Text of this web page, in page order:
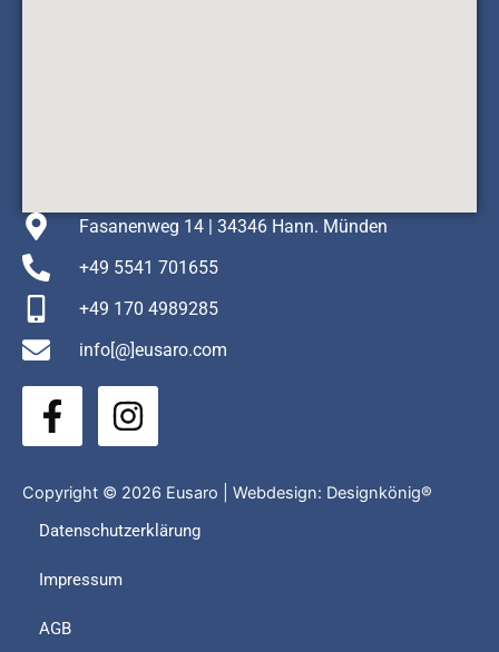
Fasanenweg 14 | 34346 Hann. Münden
+49 5541 701655
+49 170 4989285
info[@]eusaro.com
F
a
e
b
o
o
k
I
n
t
a
Copyright © 2026 Eusaro | Webdesign: Designkönig®
Datenschutzerklärung
Impressum
AGB